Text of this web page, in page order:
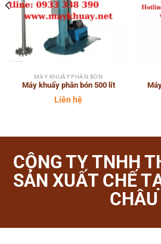
MÁY KHUẤY PHÂN BÓN
Máy khuấy phân bón 500 lít
Liên hệ
CÔNG TY TNHH
SẢN XUẤT CHẾ
CHÂU